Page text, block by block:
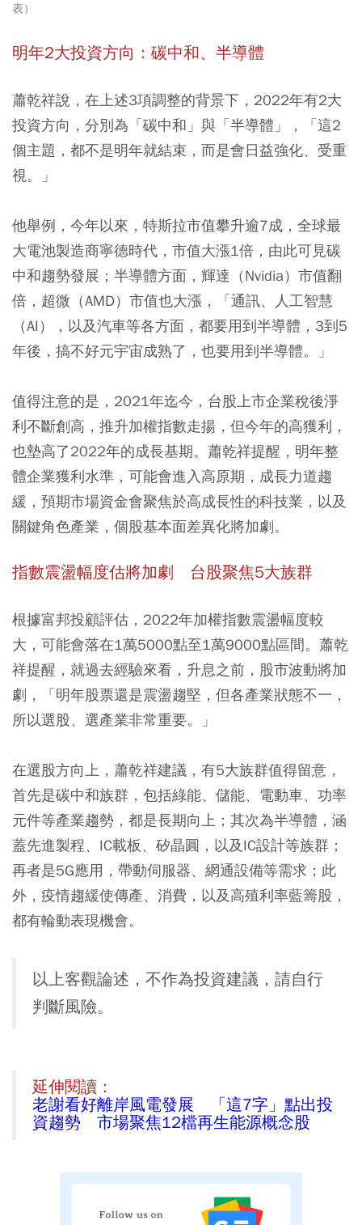
表）
明年2大投資方向：碳中和、半導體
蕭乾祥說，在上述3項調整的背景下，2022年有2大
投資方向，分別為「碳中和」與「半導體」，「這2
個主題，都不是明年就結束，而是會日益強化、受重
視。」
他舉例，今年以來，特斯拉市值攀升逾7成，全球最
大電池製造商寧德時代，市值大漲1倍，由此可見碳
中和趨勢發展；半導體方面，輝達（Nvidia）市值翻
倍，超微（AMD）市值也大漲，「通訊、人工智慧
（AI），以及汽車等各方面，都要用到半導體，3到5
年後，搞不好元宇宙成熟了，也要用到半導體。」
值得注意的是，2021年迄今，台股上市企業稅後淨
利不斷創高，推升加權指數走揚，但今年的高獲利，
也墊高了2022年的成長基期。蕭乾祥提醒，明年整
體企業獲利水準，可能會進入高原期，成長力道趨
緩，預期市場資金會聚焦於高成長性的科技業，以及
關鍵角色產業，個股基本面差異化將加劇。
指數震盪幅度估將加劇 台股聚焦5大族群
根據富邦投顧評估，2022年加權指數震盪幅度較
大，可能會落在1萬5000點至1萬9000點區間。蕭乾
祥提醒，就過去經驗來看，升息之前，股市波動將加
劇，「明年股票還是震盪趨堅，但各產業狀態不一，
所以選股、選產業非常重要。」
在選股方向上，蕭乾祥建議，有5大族群值得留意，
首先是碳中和族群，包括綠能、儲能、電動車、功率
元件等產業趨勢，都是長期向上；其次為半導體，涵
蓋先進製程、IC載板、矽晶圓，以及IC設計等族群；
再者是5G應用，帶動伺服器、網通設備等需求；此
外，疫情趨緩使傳產、消費，以及高殖利率藍籌股，
都有輪動表現機會。
以上客觀論述，不作為投資建議，請自行
判斷風險。
延伸閱讀：
老謝看好離岸風電發展 「這7字」點出投
資趨勢 市場聚焦12檔再生能源概念股